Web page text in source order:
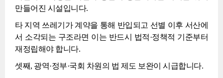
만들어진 시설입니다.
타 지역 쓰레기가 계약을 통해 반입되고 선별 이후 서산에
서 소각되는 구조라면 이는 반드시 법적·정책적 기준부터
재정립해야 합니다.
셋째, 광역·정부·국회 차원의 법 제도 보완이 시급합니다.